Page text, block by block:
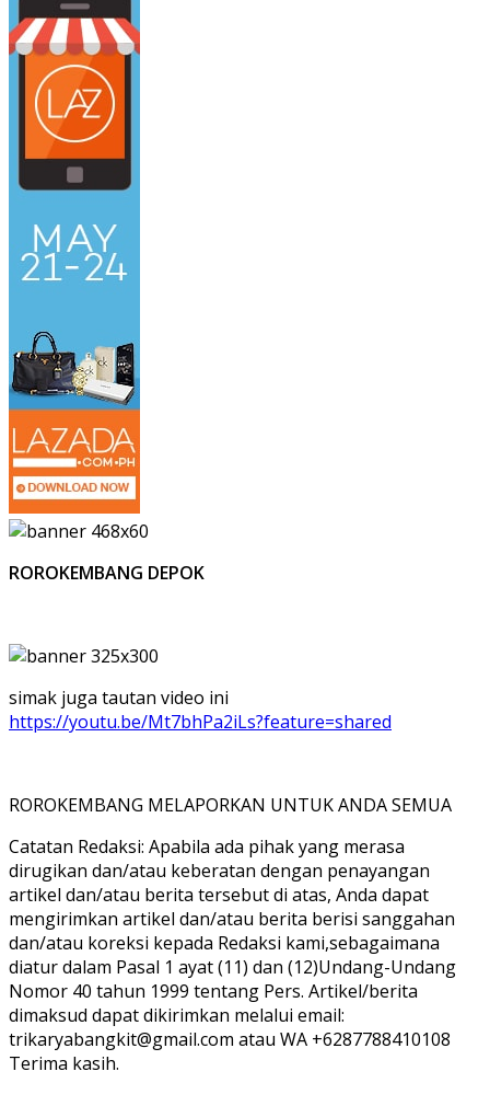
ROROKEMBANG DEPOK
simak juga tautan video ini
https://youtu.be/Mt7bhPa2iLs?feature=shared
ROROKEMBANG MELAPORKAN UNTUK ANDA SEMUA
Catatan Redaksi: Apabila ada pihak yang merasa
dirugikan dan/atau keberatan dengan penayangan
artikel dan/atau berita tersebut di atas, Anda dapat
mengirimkan artikel dan/atau berita berisi sanggahan
dan/atau koreksi kepada Redaksi kami,sebagaimana
diatur dalam Pasal 1 ayat (11) dan (12)Undang-Undang
Nomor 40 tahun 1999 tentang Pers. Artikel/berita
dimaksud dapat dikirimkan melalui email:
trikaryabangkit@gmail.com atau WA +6287788410108
Terima kasih.